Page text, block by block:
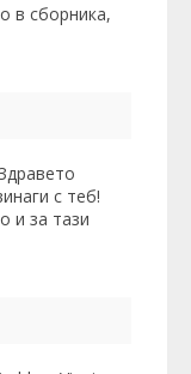
в сборника,
с теб!
и за тази